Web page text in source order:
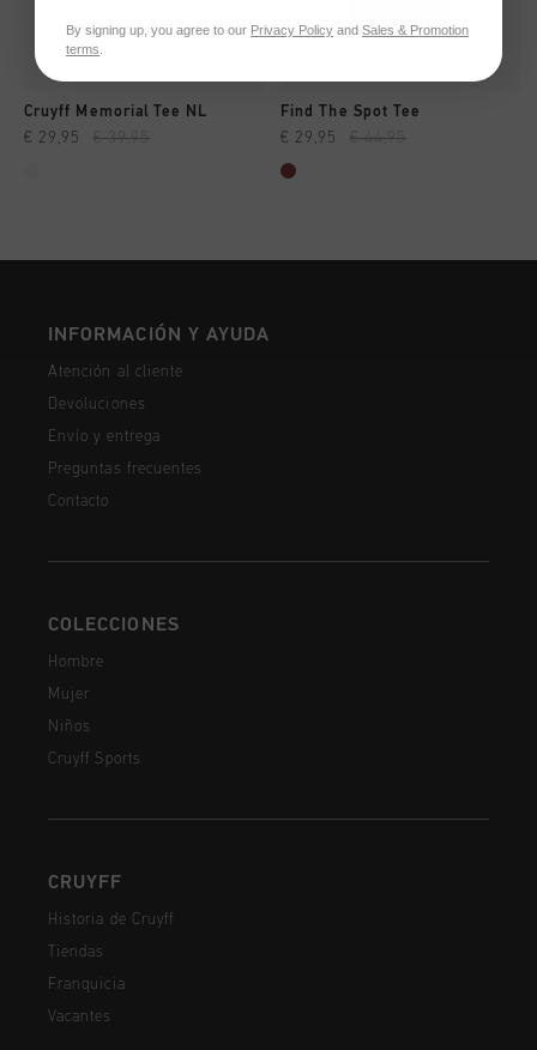
Cruyff Memorial Tee NL
€ 29,95 € 39,95
Find The Spot Tee
€ 29,95 € 44,95
INFORMACIÓN Y AYUDA
Atención al cliente
Devoluciones
Envío y entrega
Preguntas frecuentes
Contacto
COLECCIONES
Hombre
Mujer
Niños
Cruyff Sports
CRUYFF
Historia de Cruyff
Tiendas
Franquicia
Vacantes
By signing up, you agree to our Privacy Policy and Sales & Promotion
terms